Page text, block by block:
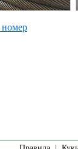
номер